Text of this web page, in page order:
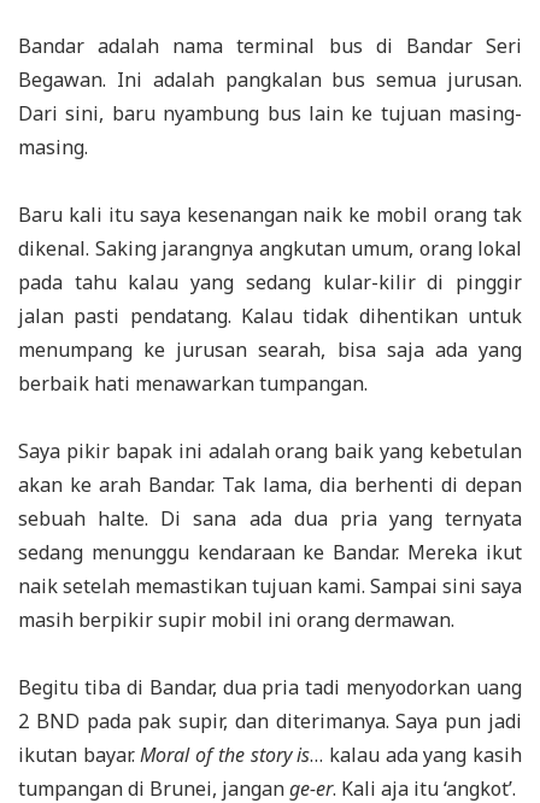
Bandar adalah nama terminal bus di Bandar Seri
Begawan. Ini adalah pangkalan bus semua jurusan.
Dari sini, baru nyambung bus lain ke tujuan masing-
masing.
Baru kali itu saya kesenangan naik ke mobil orang tak
dikenal. Saking jarangnya angkutan umum, orang lokal
pada tahu kalau yang sedang kular-kilir di pinggir
jalan pasti pendatang. Kalau tidak dihentikan untuk
menumpang ke jurusan searah, bisa saja ada yang
berbaik hati menawarkan tumpangan.
Saya pikir bapak ini adalah orang baik yang kebetulan
akan ke arah Bandar. Tak lama, dia berhenti di depan
sebuah halte. Di sana ada dua pria yang ternyata
sedang menunggu kendaraan ke Bandar. Mereka ikut
naik setelah memastikan tujuan kami. Sampai sini saya
masih berpikir supir mobil ini orang dermawan.
Begitu tiba di Bandar, dua pria tadi menyodorkan uang
2 BND pada pak supir, dan diterimanya. Saya pun jadi
ikutan bayar.Moral of the story is… kalau ada yang kasih
tumpangan di Brunei, jangange-er. Kali aja itu ‘angkot’.